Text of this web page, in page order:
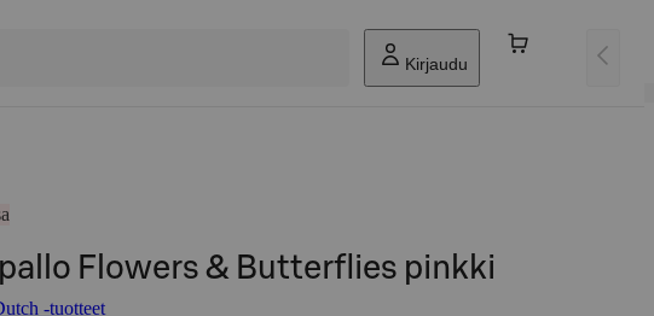
Kirjaudu
Flowers & Butterflies pinkki
-tuotteet